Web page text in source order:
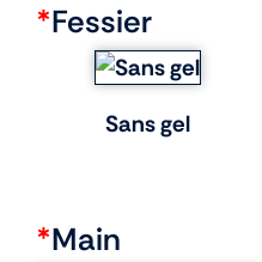
*Fessier
Sans gel
*Main